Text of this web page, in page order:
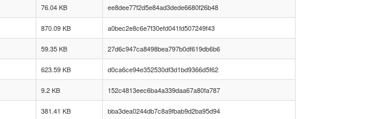
76.04 KB ee8dee77f2d5e84ad3dede6680f26b48
870.09 KB a0bec2e8c6e7f30efd041fd507249f43
59.35 KB 27d6c947ca8498bea797b0df619db6b6
623.59 KB d0ca6ce94e352530df3d1bd9366d5f62
9.2 KB 152c4813eec6ba4a339daa67a80fa787
381.41 KB bba3dea0244db7c8a9fbab9d2ba95d94